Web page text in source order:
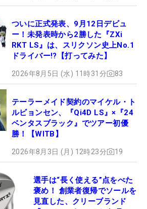
ついに正式発表、9月12日デビュ
ー！未発表時から2勝した『ZXi
RKT LS』は、スリクソン史上No.1
ドライバー!?【打ってみた】
2026年8月5日 (水) 11時31分 83
テーラーメイド契約のマイケル・ト
ルビョンセン、『Qi4D LS』×『24
ベンタスブラック』でツアー初優
勝！【WITB】
2026年8月3日 (月) 12時23分 19
選手は“長く使える”点をべた
褒め！ 創業者復帰でソールを
見直した、クリーブランド